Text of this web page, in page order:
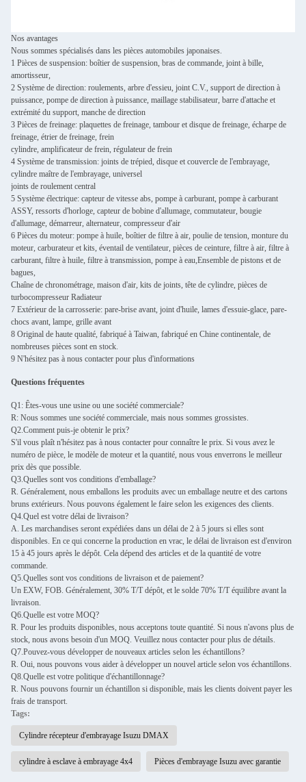
Nos avantages
Nous sommes spécialisés dans les pièces automobiles japonaises.
1 Pièces de suspension: boîtier de suspension, bras de commande, joint à bille,
amortisseur,
2 Système de direction: roulements, arbre d'essieu, joint C.V., support de direction à
puissance, pompe de direction à puissance, maillage stabilisateur, barre d'attache et
extrémité du support, manche de direction
3 Pièces de freinage: plaquettes de freinage, tambour et disque de freinage, écharpe de
freinage, étrier de freinage, frein
cylindre, amplificateur de frein, régulateur de frein
4 Système de transmission: joints de trépied, disque et couvercle de l'embrayage,
cylindre maître de l'embrayage, universel
joints de roulement central
5 Système électrique: capteur de vitesse abs, pompe à carburant, pompe à carburant
ASSY, ressorts d'horloge, capteur de bobine d'allumage, commutateur, bougie
d'allumage, démarreur, alternateur, compresseur d'air
6 Pièces du moteur: pompe à huile, boîtier de filtre à air, poulie de tension, monture du
moteur, carburateur et kits, éventail de ventilateur, pièces de ceinture, filtre à air, filtre à
carburant, filtre à huile, filtre à transmission, pompe à eau,Ensemble de pistons et de
bagues,
Chaîne de chronométrage, maison d'air, kits de joints, tête de cylindre, pièces de
turbocompresseur Radiateur
7 Extérieur de la carrosserie: pare-brise avant, joint d'huile, lames d'essuie-glace, pare-
chocs avant, lampe, grille avant
8 Original de haute qualité, fabriqué à Taiwan, fabriqué en Chine continentale, de
nombreuses pièces sont en stock.
9 N'hésitez pas à nous contacter pour plus d'informations
Questions fréquentes
Q1: Êtes-vous une usine ou une société commerciale?
R: Nous sommes une société commerciale, mais nous sommes grossistes.
Q2.Comment puis-je obtenir le prix?
S'il vous plaît n'hésitez pas à nous contacter pour connaître le prix. Si vous avez le
numéro de pièce, le modèle de moteur et la quantité, nous vous enverrons le meilleur
prix dès que possible.
Q3.Quelles sont vos conditions d'emballage?
R. Généralement, nous emballons les produits avec un emballage neutre et des cartons
bruns extérieurs. Nous pouvons également le faire selon les exigences des clients.
Q4.Quel est votre délai de livraison?
A. Les marchandises seront expédiées dans un délai de 2 à 5 jours si elles sont
disponibles. En ce qui concerne la production en vrac, le délai de livraison est d'environ
15 à 45 jours après le dépôt. Cela dépend des articles et de la quantité de votre
commande.
Q5.Quelles sont vos conditions de livraison et de paiement?
Un EXW, FOB. Généralement, 30% T/T dépôt, et le solde 70% T/T équilibre avant la
livraison.
Q6.Quelle est votre MOQ?
R. Pour les produits disponibles, nous acceptons toute quantité. Si nous n'avons plus de
stock, nous avons besoin d'un MOQ. Veuillez nous contacter pour plus de détails.
Q7.Pouvez-vous développer de nouveaux articles selon les échantillons?
R. Oui, nous pouvons vous aider à développer un nouvel article selon vos échantillons.
Q8.Quelle est votre politique d'échantillonnage?
R. Nous pouvons fournir un échantillon si disponible, mais les clients doivent payer les
frais de transport.
Tags:
Cylindre récepteur d'embrayage Isuzu DMAX
cylindre à esclave à embrayage 4x4 Pièces d'embrayage Isuzu avec garantie